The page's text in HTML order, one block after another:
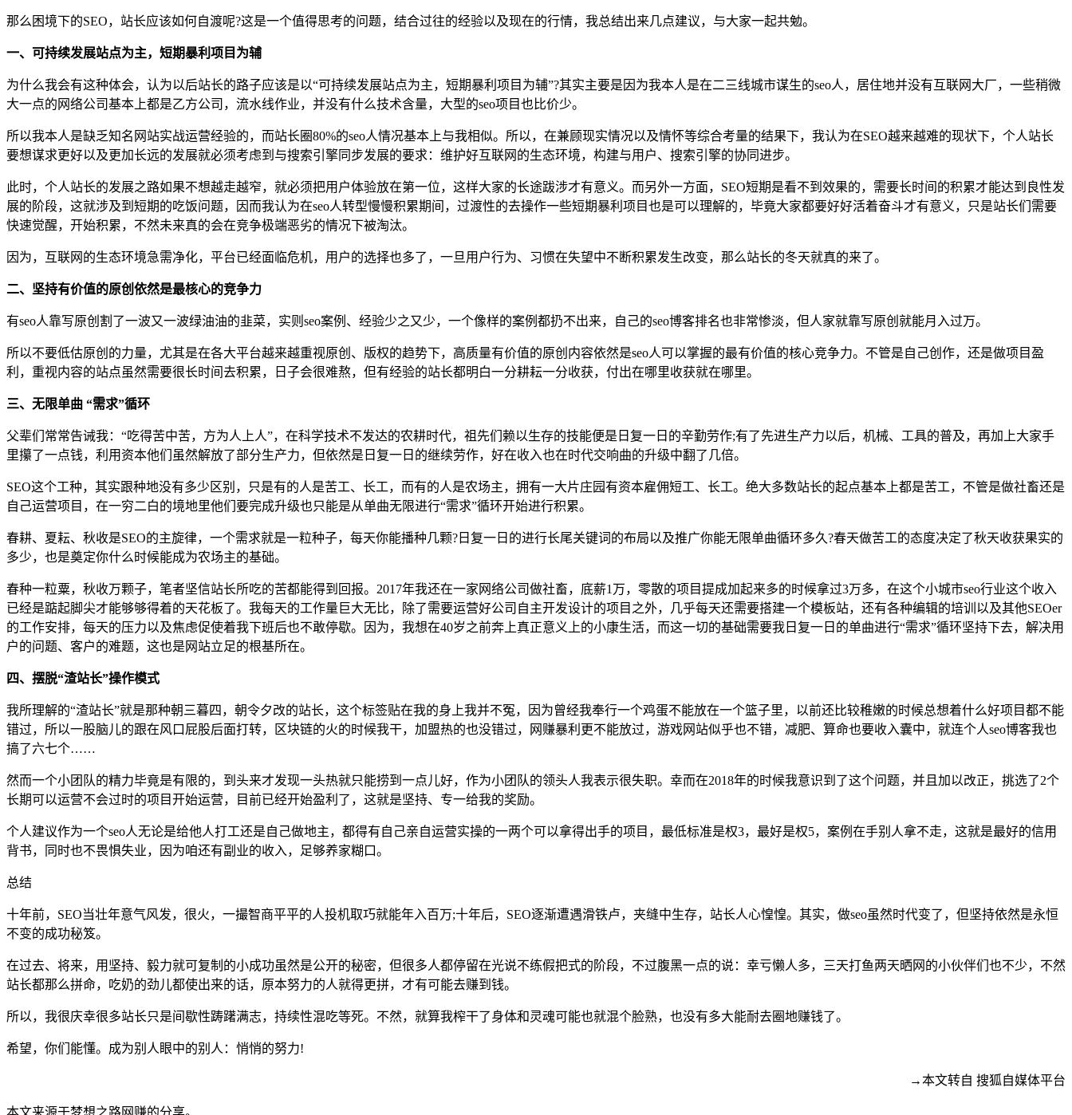
那么困境下的SEO，站长应该如何自渡呢?这是一个值得思考的问题，结合过往的经验以及现在的行情，我总结出来几点建议，与大家一起共勉。
一、可持续发展站点为主，短期暴利项目为辅
为什么我会有这种体会，认为以后站长的路子应该是以“可持续发展站点为主，短期暴利项目为辅”?其实主要是因为我本人是在二三线城市谋生的seo人，居住地并没有互联网大厂，一些稍微
大一点的网络公司基本上都是乙方公司，流水线作业，并没有什么技术含量，大型的seo项目也比价少。
所以我本人是缺乏知名网站实战运营经验的，而站长圈80%的seo人情况基本上与我相似。所以，在兼顾现实情况以及情怀等综合考量的结果下，我认为在SEO越来越难的现状下，个人站长
要想谋求更好以及更加长远的发展就必须考虑到与搜索引擎同步发展的要求：维护好互联网的生态环境，构建与用户、搜索引擎的协同进步。
此时，个人站长的发展之路如果不想越走越窄，就必须把用户体验放在第一位，这样大家的长途跋涉才有意义。而另外一方面，SEO短期是看不到效果的，需要长时间的积累才能达到良性发
展的阶段，这就涉及到短期的吃饭问题，因而我认为在seo人转型慢慢积累期间，过渡性的去操作一些短期暴利项目也是可以理解的，毕竟大家都要好好活着奋斗才有意义，只是站长们需要
快速觉醒，开始积累，不然未来真的会在竞争极端恶劣的情况下被淘汰。
因为，互联网的生态环境急需净化，平台已经面临危机，用户的选择也多了，一旦用户行为、习惯在失望中不断积累发生改变，那么站长的冬天就真的来了。
二、坚持有价值的原创依然是最核心的竞争力
有seo人靠写原创割了一波又一波绿油油的韭菜，实则seo案例、经验少之又少，一个像样的案例都扔不出来，自己的seo博客排名也非常惨淡，但人家就靠写原创就能月入过万。
所以不要低估原创的力量，尤其是在各大平台越来越重视原创、版权的趋势下，高质量有价值的原创内容依然是seo人可以掌握的最有价值的核心竞争力。不管是自己创作，还是做项目盈
利，重视内容的站点虽然需要很长时间去积累，日子会很难熬，但有经验的站长都明白一分耕耘一分收获，付出在哪里收获就在哪里。
三、无限单曲 “需求”循环
父辈们常常告诫我：“吃得苦中苦，方为人上人”，在科学技术不发达的农耕时代，祖先们赖以生存的技能便是日复一日的辛勤劳作;有了先进生产力以后，机械、工具的普及，再加上大家手
里攥了一点钱，利用资本他们虽然解放了部分生产力，但依然是日复一日的继续劳作，好在收入也在时代交响曲的升级中翻了几倍。
SEO这个工种，其实跟种地没有多少区别，只是有的人是苦工、长工，而有的人是农场主，拥有一大片庄园有资本雇佣短工、长工。绝大多数站长的起点基本上都是苦工，不管是做社畜还是
自己运营项目，在一穷二白的境地里他们要完成升级也只能是从单曲无限进行“需求”循环开始进行积累。
春耕、夏耘、秋收是SEO的主旋律，一个需求就是一粒种子，每天你能播种几颗?日复一日的进行长尾关键词的布局以及推广你能无限单曲循环多久?春天做苦工的态度决定了秋天收获果实的
多少，也是奠定你什么时候能成为农场主的基础。
春种一粒粟，秋收万颗子，笔者坚信站长所吃的苦都能得到回报。2017年我还在一家网络公司做社畜，底薪1万，零散的项目提成加起来多的时候拿过3万多，在这个小城市seo行业这个收入
已经是踮起脚尖才能够够得着的天花板了。我每天的工作量巨大无比，除了需要运营好公司自主开发设计的项目之外，几乎每天还需要搭建一个模板站，还有各种编辑的培训以及其他SEOer
的工作安排，每天的压力以及焦虑促使着我下班后也不敢停歇。因为，我想在40岁之前奔上真正意义上的小康生活，而这一切的基础需要我日复一日的单曲进行“需求”循环坚持下去，解决用
户的问题、客户的难题，这也是网站立足的根基所在。
四、摆脱“渣站长”操作模式
我所理解的“渣站长”就是那种朝三暮四，朝令夕改的站长，这个标签贴在我的身上我并不冤，因为曾经我奉行一个鸡蛋不能放在一个篮子里，以前还比较稚嫩的时候总想着什么好项目都不能
错过，所以一股脑儿的跟在风口屁股后面打转，区块链的火的时候我干，加盟热的也没错过，网赚暴利更不能放过，游戏网站似乎也不错，减肥、算命也要收入囊中，就连个人seo博客我也
搞了六七个……
然而一个小团队的精力毕竟是有限的，到头来才发现一头热就只能捞到一点儿好，作为小团队的领头人我表示很失职。幸而在2018年的时候我意识到了这个问题，并且加以改正，挑选了2个
长期可以运营不会过时的项目开始运营，目前已经开始盈利了，这就是坚持、专一给我的奖励。
个人建议作为一个seo人无论是给他人打工还是自己做地主，都得有自己亲自运营实操的一两个可以拿得出手的项目，最低标准是权3，最好是权5，案例在手别人拿不走，这就是最好的信用
背书，同时也不畏惧失业，因为咱还有副业的收入，足够养家糊口。
总结
十年前，SEO当壮年意气风发，很火，一撮智商平平的人投机取巧就能年入百万;十年后，SEO逐渐遭遇滑铁卢，夹缝中生存，站长人心惶惶。其实，做seo虽然时代变了，但坚持依然是永恒
不变的成功秘笈。
在过去、将来，用坚持、毅力就可复制的小成功虽然是公开的秘密，但很多人都停留在光说不练假把式的阶段，不过腹黑一点的说：幸亏懒人多，三天打鱼两天晒网的小伙伴们也不少，不然
站长都那么拼命，吃奶的劲儿都使出来的话，原本努力的人就得更拼，才有可能去赚到钱。
所以，我很庆幸很多站长只是间歇性踌躇满志，持续性混吃等死。不然，就算我榨干了身体和灵魂可能也就混个脸熟，也没有多大能耐去圈地赚钱了。
希望，你们能懂。成为别人眼中的别人：悄悄的努力!
→本文转自 搜狐自媒体平台
本文来源于梦想之路网赚的分享。